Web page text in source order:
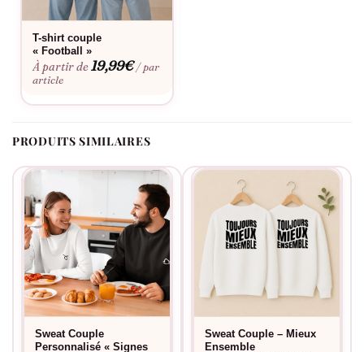
pour une sortie décontractée ou une occasion spéciale. Le
garantissent qu’elles peuvent être portées saison après saison,
symbolisant ainsi l’amour durable.
Non seulement ces casquettes sont un excellent moyen
intérêts similaires. Ces accessoires sont parfaits pour des
événements de rencontre comme les barbecues de groupe ou
tout simplement lors d’une journée en ville.
Ainsi, que ce soit pour marcher main dans la main dans les rues
ou lors d’un spécial rendez-vous en plein air, nos Casquettes
Couple – Signes Astrologiques sont le moyen idéal pour
montrer au monde l’union unique que vous partagez. C’est
bien plus qu’un simple chapeau, c’est un symbole de votre
amour guidé par les étoiles.
T-shirt couple
« Football »
À partir de19,99€ / par
article
PRODUITS SIMILAIRES
Sweat Couple
Personnalisé « Signes
Sweat Couple – Mieux
Ensemble